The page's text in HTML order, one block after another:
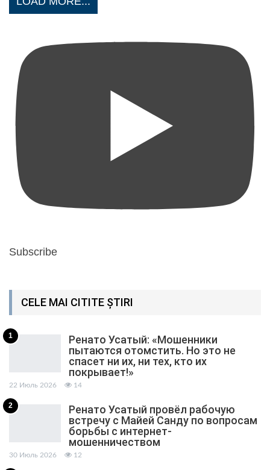
Subscribe
CELE MAI CITITE ȘTIRI
1
Ренато Усатый: «Мошенники
пытаются отомстить. Но это не
спасет ни их, ни тех, кто их
покрывает!»
22 Июль 2026 14
2
Ренато Усатый провёл рабочую
встречу с Майей Санду по вопросам
борьбы с интернет-
мошенничеством
30 Июль 2026 12